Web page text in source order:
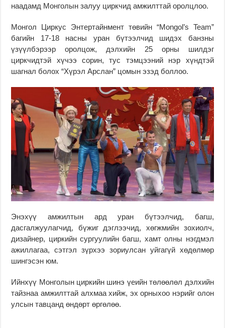
наадамд Монголын залуу циркчид амжилттай оролцлоо.
Монгол Циркус Энтертайнмент төвийн “Mongol’s Team”
багийн 17-18 насны уран бүтээлчид шидэх банзны
үзүүлбэрээр оролцож, дэлхийн 25 орны шилдэг
циркчидтэй хүчээ сорин, тус тэмцээний нэр хүндтэй
шагнал болох “Хүрэл Арслан” цомын эзэд боллоо.
Энэхүү амжилтын ард уран бүтээлчид, багш,
дасгалжуулагчид, бүжиг дэглээчид, хөгжмийн зохиолч,
дизайнер, циркийн сургуулийн багш, хамт олны нэгдмэл
ажиллагаа, сэтгэл зүрхээ зориулсан уйгагүй хөдөлмөр
шингэсэн юм.
Ийнхүү Монголын циркийн шинэ үеийн төлөөлөл дэлхийн
тайзнаа амжилттай алхмаа хийж, эх орныхоо нэрийг олон
улсын тавцанд өндөрт өргөлөө.